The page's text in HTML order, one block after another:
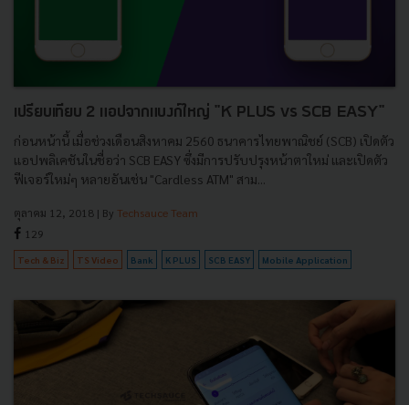
เปรียบเทียบ 2 แอปจากแบงก์ใหญ่ "K PLUS vs SCB EASY"
ก่อนหน้านี้ เมื่อช่วงเดือนสิงหาคม 2560 ธนาคารไทยพาณิชย์ (SCB) เปิดตัว
แอปพลิเคชันในชื่อว่า SCB EASY ซึ่งมีการปรับปรุงหน้าตาใหม่ และเปิดตัว
ฟีเจอร์ใหม่ๆ หลายอันเช่น "Cardless ATM" สาม...
ตุลาคม 12, 2018 | By Techsauce Team
129
Tech & Biz TS Video Bank K PLUS SCB EASY Mobile Application